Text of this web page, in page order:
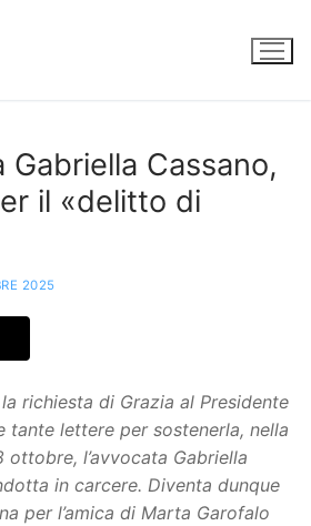
Gabriella Cassano,
il «delitto di
2025
richiesta di Grazia al Presidente
tante lettere per sostenerla, nella
l’avvocata Gabriella
in carcere. Diventa dunque
per l’amica di Marta Garofalo